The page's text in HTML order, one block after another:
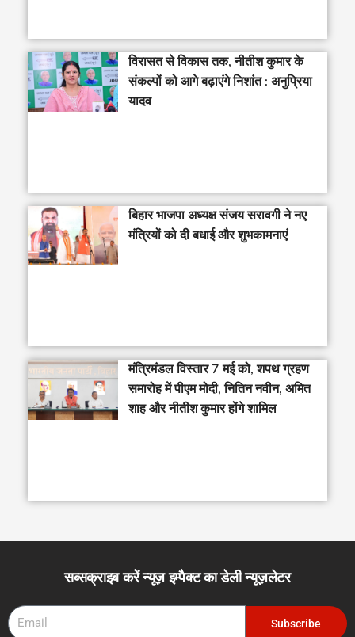
विरासत से विकास तक, नीतीश कुमार के
संकल्पों को आगे बढ़ाएंगे निशांत : अनुप्रिया
यादव
बिहार भाजपा अध्यक्ष संजय सरावगी ने नए
मंत्रियों को दी बधाई और शुभकामनाएं
मंत्रिमंडल विस्तार 7 मई को, शपथ ग्रहण
समारोह में पीएम मोदी, नितिन नवीन, अमित
शाह और नीतीश कुमार होंगे शामिल
सब्सक्राइब करें न्यूज़ इम्पैक्ट का डेली न्यूज़लेटर
Subscribe